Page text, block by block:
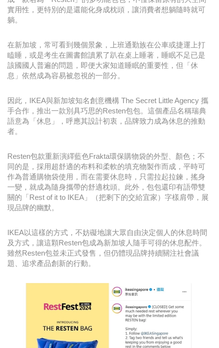
實用性，更特別的是還能化身成枕頭，讓消費者想躺隨時就可
躺。
在新加坡，常可看到幾個景象，上班通勤族在公車或捷運上打
瞌睡，或是考生在圖書館讀累了趴在桌上睡著，睡眠不足已是
該國國人普遍的問題，即便大家知道睡眠的重要性，但「休
息」依然成為容易被忽視的一部分。
因此，IKEA與新加坡知名創意機構 The Secret Little Agency 攜
手合作，推出一款別具巧思的Resten包包。這個產品名稱瑞典
語意為「休息」，呼應其設計初衷，品牌致力成為休息的推動
者。
Resten包款重新演繹藍色Frakta環保購物袋的外型、顏色；不
同的是，採用超舒適的布料和柔軟的填充物製作而成，平時可
作為普通購物袋使用，而在需要休息時，只需拉起拉鍊，搖身
一變，就成為隨身攜帶的舒適枕頭。此外，包包還印有語帶雙
關的「Rest of it to IKEA」（把剩下的交給宜家）字樣肩帶，展
現品牌的幽默。
IKEA以這樣的方式，不妨礙地讓大眾自由決定個人的休息時間
及方式，讓這顆Resten包成為新加坡人隨手可得的休息配件。
雖然Resten包並未正式發售，但仍體現品牌持續關注社會議
題、追求產品創新的行動。